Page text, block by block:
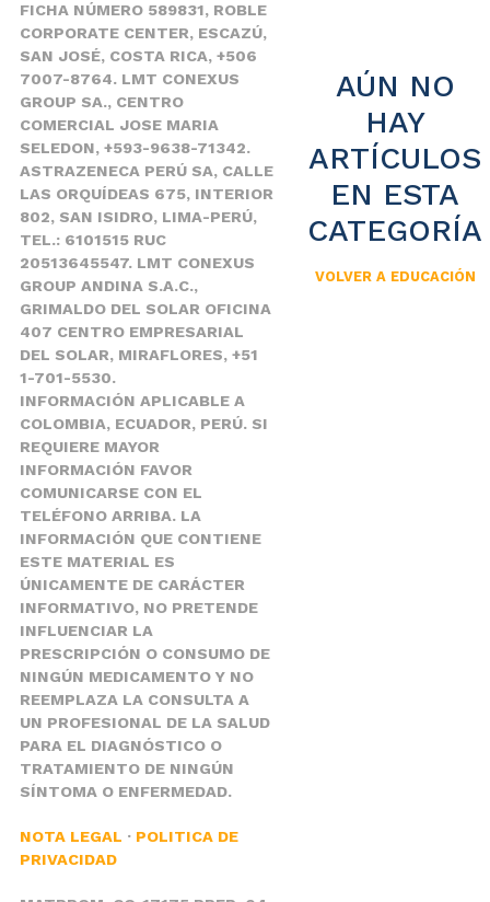
AÚN NO
HAY
ARTÍCULOS
EN ESTA
CATEGORÍA
VOLVER A EDUCACIÓN
FICHA NÚMERO 589831, ROBLE
CORPORATE CENTER, ESCAZÚ,
SAN JOSÉ, COSTA RICA, +506
7007-8764. LMT CONEXUS
GROUP SA., CENTRO
COMERCIAL JOSE MARIA
SELEDON, +593-9638-71342.
ASTRAZENECA PERÚ SA, CALLE
LAS ORQUÍDEAS 675, INTERIOR
802, SAN ISIDRO, LIMA-PERÚ,
TEL.: 6101515 RUC
20513645547. LMT CONEXUS
GROUP ANDINA S.A.C.,
GRIMALDO DEL SOLAR OFICINA
407 CENTRO EMPRESARIAL
DEL SOLAR, MIRAFLORES, +51
1-701-5530.
INFORMACIÓN APLICABLE A
COLOMBIA, ECUADOR, PERÚ. SI
REQUIERE MAYOR
INFORMACIÓN FAVOR
COMUNICARSE CON EL
TELÉFONO ARRIBA. LA
INFORMACIÓN QUE CONTIENE
ESTE MATERIAL ES
ÚNICAMENTE DE CARÁCTER
INFORMATIVO, NO PRETENDE
INFLUENCIAR LA
PRESCRIPCIÓN O CONSUMO DE
NINGÚN MEDICAMENTO Y NO
REEMPLAZA LA CONSULTA A
UN PROFESIONAL DE LA SALUD
PARA EL DIAGNÓSTICO O
TRATAMIENTO DE NINGÚN
SÍNTOMA O ENFERMEDAD.
NOTA LEGAL · POLITICA DE
PRIVACIDAD